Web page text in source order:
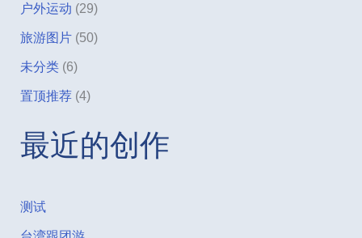
户外运动 (29)
旅游图片(50)
未分类(6)
置顶推荐(4)
最近的创作
测试